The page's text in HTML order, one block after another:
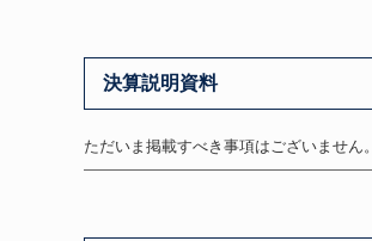
決算説明資料
ただいま掲載すべき事項はございません。